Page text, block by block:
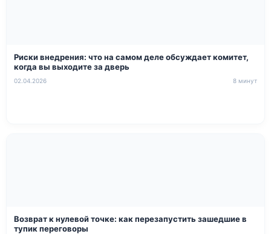
Риски внедрения: что на самом деле обсуждает комитет,
когда вы выходите за дверь
02.04.2026 8 минут
Возврат к нулевой точке: как перезапустить зашедшие в
тупик переговоры